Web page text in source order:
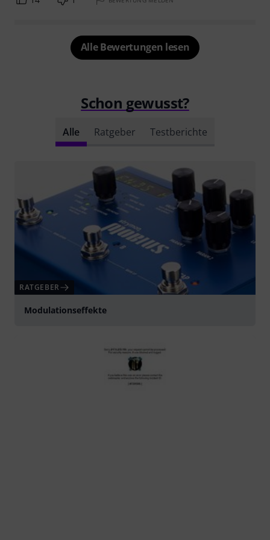
Alle Bewertungen lesen
Schon gewusst?
Alle Ratgeber Testberichte
RATGEBER
Modulationseffekte